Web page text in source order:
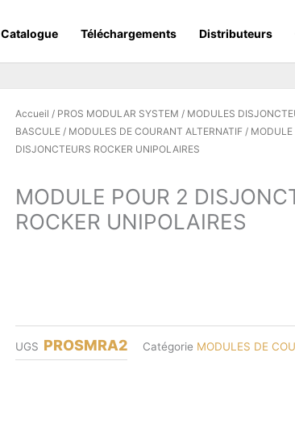
Catalogue Téléchargements Distributeurs
Accueil / PROS MODULAR SYSTEM / MODULES
BASCULE / MODULES DE COURANT ALTERNATIF / MODULE
DISJONCTEURS ROCKER UNIPOLAIRES
MODULE POUR 2
ROCKER UNIPOLAIRES
UGS PROSMRA2 Catégorie MODULES DE